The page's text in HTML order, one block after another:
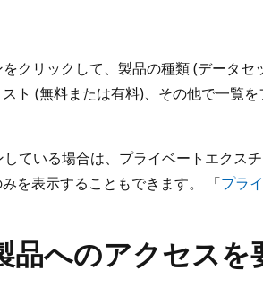
クリックして、製品の種類 (データセ
ト (無料または有料)、その他で一覧を
ている場合は、プライベートエクス
を表示することもできます。 「プラ
へのアクセスを